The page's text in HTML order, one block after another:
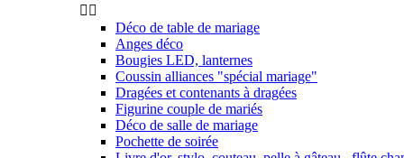
 
Déco de table de mariage
Anges déco
Bougies LED, lanternes
Coussin alliances "spécial mariage"
Dragées et contenants à dragées
Figurine couple de mariés
Déco de salle de mariage
Pochette de soirée